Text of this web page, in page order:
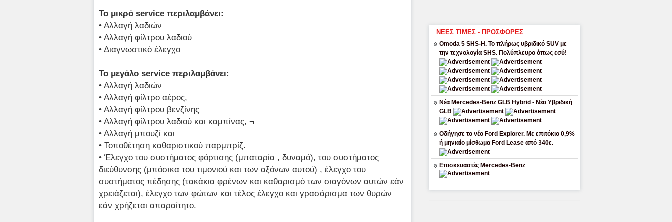
Το μικρό service περιλαμβάνει:
• Αλλαγή λαδιών
• Αλλαγή φίλτρου λαδιού
• Διαγνωστικό έλεγχο
Το μεγάλο service περιλαμβάνει:
• Αλλαγή λαδιών
• Αλλαγή φίλτρο αέρος,
• Αλλαγή φίλτρου βενζίνης
• Αλλαγή φίλτρου λαδιού και καμπίνας, ¬
• Αλλαγή μπουζί και
• Τοποθέτηση καθαριστικού παρμπρίζ.
• Έλεγχο του συστήματος φόρτισης (μπαταρία , δυναμό), του συστήματος
διεύθυνσης (μπόσικα του τιμονιού και των αξόνων αυτού) , έλεγχο του
συστήματος πέδησης (τακάκια φρένων και καθαρισμό των σιαγόνων αυτών εάν
χρειάζεται), έλεγχο των φώτων και τέλος έλεγχο και γρασάρισμα των θυρών
εάν χρήζεται απαραίτητο.
ΝΕΕΣ ΤΙΜΕΣ - ΠΡΟΣΦΟΡΕΣ
Omoda 5 SHS-H. Το πλήρως υβριδικό SUV με
την τεχνολογία SHS. Πολύπλευρο όπως εσύ!
Νέα Mercedes-Benz GLB Hybrid - Νέα Υβριδική
GLB
Οδήγησε το νέο Ford Explorer. Με επιτόκιο 0,9%
ή μηνιαίο μίσθωμα Ford Lease από 340ε.
Επισκευαστές Mercedes-Benz